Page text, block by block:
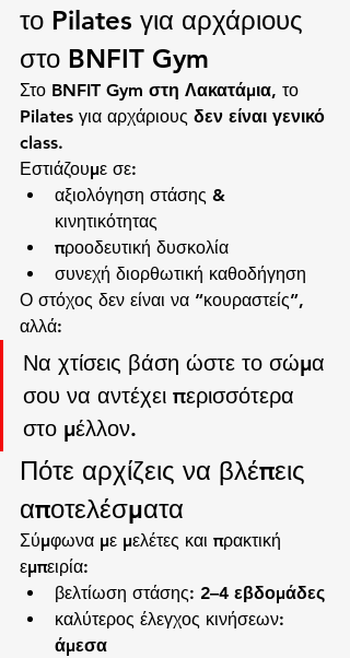
το Pilates για αρχάριους
στο BNFIT Gym
Στο BNFIT Gym στη Λακατάμια, το
Pilates για αρχάριους δεν είναι γενικό
class.
Εστιάζουμε σε:
αξιολόγηση στάσης &
κινητικότητας
προοδευτική δυσκολία
συνεχή διορθωτική καθοδήγηση
Ο στόχος δεν είναι να “κουραστείς”,
αλλά:
Να χτίσεις βάση ώστε το σώμα
σου να αντέχει περισσότερα
στο μέλλον.
Πότε αρχίζεις να βλέπεις
αποτελέσματα
Σύμφωνα με μελέτες και πρακτική
εμπειρία:
βελτίωση στάσης: 2–4 εβδομάδες
καλύτερος έλεγχος κινήσεων:
άμεσα